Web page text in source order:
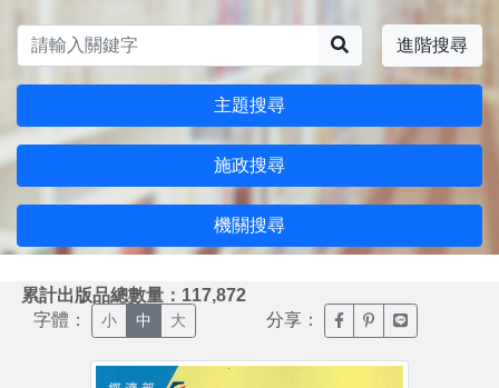
進階搜尋
主題搜尋
施政搜尋
機關搜尋
累計出版品總數量：117,872
字體： 小 中 大 分享： 臉書分享(另開新視窗)
噗浪分享(另開新
Line分享(另